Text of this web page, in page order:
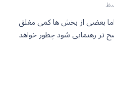
بعضی از بخش ها کمی مغلق
تر رهنمایی شود چطور خواهد